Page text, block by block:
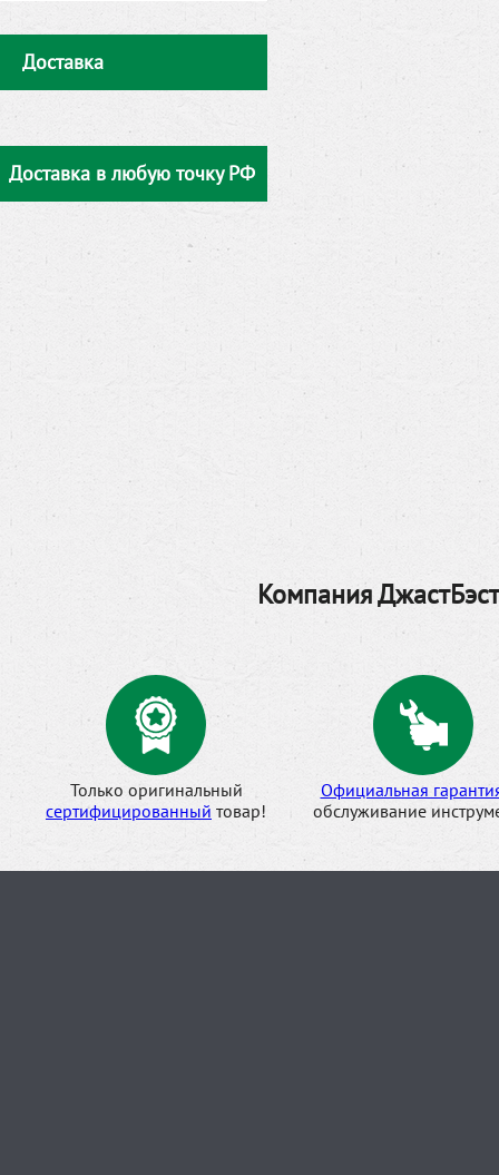
Доставка
Доставка в любую точку РФ
Компания
Только оригинальный
сертифицированный товар!
Официальная
обслуживание